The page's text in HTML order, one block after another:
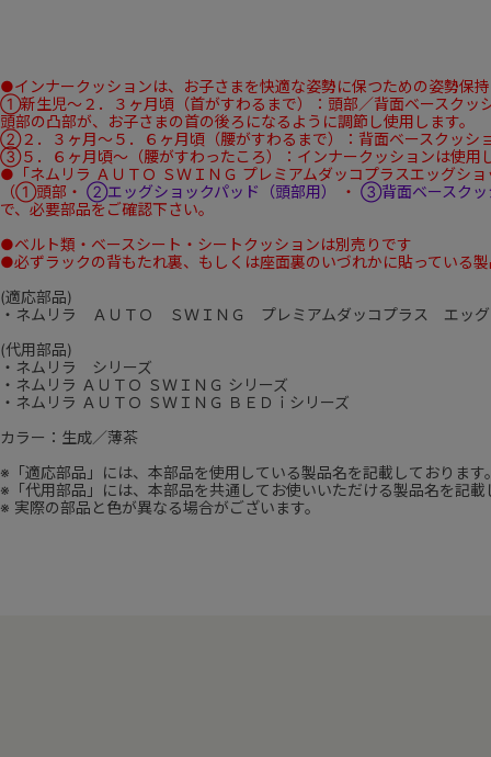
●インナークッションは、お子さまを快適な姿勢に保つための姿勢保
①新生児～２．３ヶ月頃（首がすわるまで）：頭部／背面ベースクッ
頭部の凸部が、お子さまの首の後ろになるように調節し使用します。
②２．３ヶ月～５．６ヶ月頃（腰がすわるまで）：背面ベースクッシ
③５．６ヶ月頃～（腰がすわったころ）：インナークッションは使用
●「ネムリラ ＡＵＴＯ ＳＷＩＮＧ プレミアムダッコプラスエッグシ
（①頭部・ ②エッグショックパッド（頭部用） ・ ③背面ベースクッ
で、必要部品をご確認下さい。
●ベルト類・ベースシート・シートクッションは別売りです
●必ずラックの背もたれ裏、もしくは座面裏のいづれかに貼っている
(適応部品)
・ネムリラ ＡＵＴＯ ＳＷＩＮＧ プレミアムダッコプラス エッグ
(代用部品)
・ネムリラ シリーズ
・ネムリラ ＡＵＴＯ ＳＷＩＮＧ シリーズ
・ネムリラ ＡＵＴＯ ＳＷＩＮＧ ＢＥＤｉシリーズ
カラー：生成／薄茶
※「適応部品」には、本部品を使用している製品名を記載しております
※「代用部品」には、本部品を共通してお使いいただける製品名を記載
※ 実際の部品と色が異なる場合がございます。